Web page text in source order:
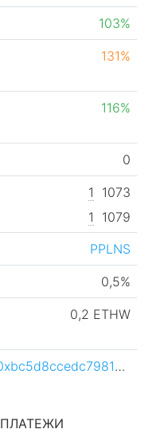
ПЛАТЕЖИ
103%
131%
116%
0
1
1073
1
1079
PPLNS
0,5%
0,2 ETHW
0xbc5d8ccedc79812ec93ba1cf63000662ca3e09c8